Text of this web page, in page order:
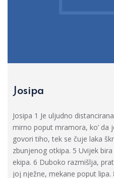
Josipa
Josipa 1 Je uljudno
mirno poput mramora, ko’ da
govori tiho, tek se čuje laka
zbunjenog otkipa. 5 Uvijek
ekipa. 6 Duboko razmišlja,
joj nježne, mekane poput lipa.